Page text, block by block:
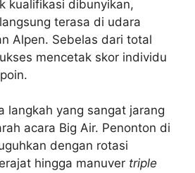
kualifikasi dibunyikan,
terasa di udara
Alpen. Sebelas dari total
mencetak skor individu
langkah yang sangat jarang
acara Big Air. Penonton di
dengan rotasi
hingga manuver triple